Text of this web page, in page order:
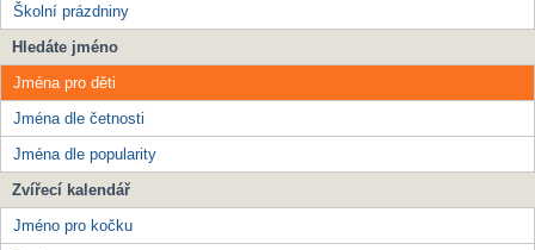
Školní prázdniny
Hledáte jméno
Jména pro děti
Jména dle četnosti
Jména dle popularity
Zvířecí kalendář
Jméno pro kočku